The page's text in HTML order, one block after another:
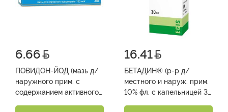
6.66
ПОВИДОН-ЙОД (мазь д/
наружного прим. с
содержанием активного
16.41
БЕТАДИН® (р-р д/
местного и наруж. прим.
10% фл. с капельницей 30